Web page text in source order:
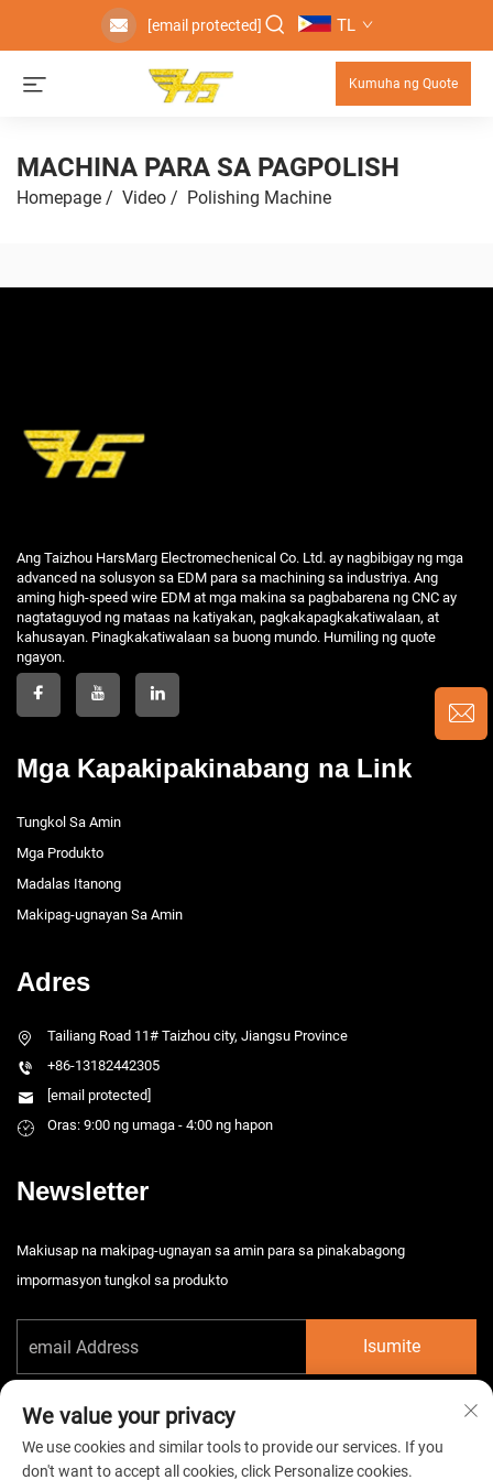
[email protected] TL
Kumuha ng Quote
MACHINA PARA SA PAGPOLISH
Homepage / Video / Polishing Machine
Ang Taizhou HarsMarg Electromechenical Co. Ltd. ay nagbibigay ng mga
advanced na solusyon sa EDM para sa machining sa industriya. Ang
aming high-speed wire EDM at mga makina sa pagbabarena ng CNC ay
nagtataguyod ng mataas na katiyakan, pagkakapagkakatiwalaan, at
kahusayan. Pinagkakatiwalaan sa buong mundo. Humiling ng quote
ngayon.
Mga Kapakipakinabang na Link
Tungkol Sa Amin
Mga Produkto
Madalas Itanong
Makipag-ugnayan Sa Amin
Adres
Tailiang Road 11# Taizhou city, Jiangsu Province
+86-13182442305
[email protected]
Oras: 9:00 ng umaga - 4:00 ng hapon
Newsletter
Makiusap na makipag-ugnayan sa amin para sa pinakabagong
impormasyon tungkol sa produkto
Isumite
We value your privacy
We use cookies and similar tools to provide our services. If you
don't want to accept all cookies, click Personalize cookies.